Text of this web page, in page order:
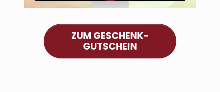
ZUM GESCHENK-
GUTSCHEIN